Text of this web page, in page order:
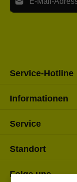
Service-Hotline
Informationen
Service
Standort
Folge uns